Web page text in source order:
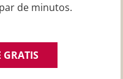
de minutos.
GRATIS